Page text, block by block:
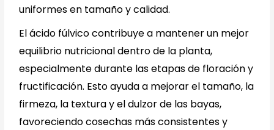
uniformes en tamaño y calidad.
El ácido fúlvico contribuye a mantener un mejor
equilibrio nutricional dentro de la planta,
especialmente durante las etapas de floración y
fructificación. Esto ayuda a mejorar el tamaño, la
firmeza, la textura y el dulzor de las bayas,
favoreciendo cosechas más consistentes y